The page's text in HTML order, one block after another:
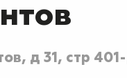
д 31, стр 40